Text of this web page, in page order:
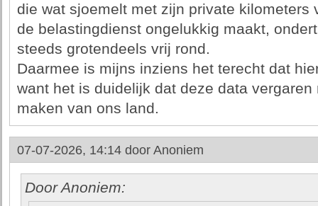
die wat sjoemelt met zijn private kilometers
de belastingdienst ongelukkig maakt,
steeds grotendeels vrij rond.
Daarmee is mijns inziens het terecht dat
want het is duidelijk dat deze data
maken van ons land.
07-07-2026, 14:14 door Anoniem
Door Anoniem: